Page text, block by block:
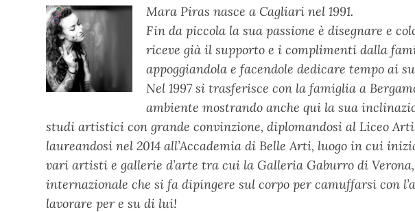
Mara Piras nasce a Cagliari nel 1991.
Fin da piccola la sua passione è disegnare e
riceve già il supporto e i complimenti dalla
appoggiandola e facendole dedicare tempo ai
Nel 1997 si trasferisce con la famiglia a
ambiente mostrando anche qui la sua
studi artistici con grande convinzione, diplomandosi al Liceo
laureandosi nel 2014 all’Accademia di Belle Arti, luogo in cui
vari artisti e gallerie d’arte tra cui la Galleria Gaburro di
internazionale che si fa dipingere sul corpo per camuffarsi con
lavorare per e su di lui!